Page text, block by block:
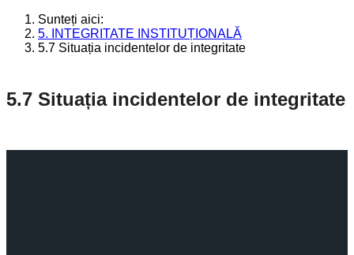
Sunteți aici:
5. INTEGRITATE INSTITUȚIONALĂ
5.7 Situația incidentelor de integritate
5.7 Situația incidentelor de integritate